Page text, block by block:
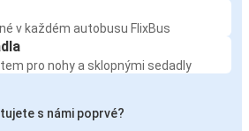
v každém autobusu FlixBus
pro nohy a sklopnými sedadly
s námi poprvé?